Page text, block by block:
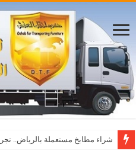
شراء مطابخ مستعملة بالرياض..